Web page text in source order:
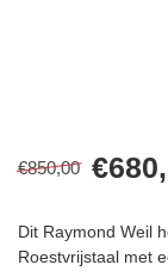
€850,00
Dit Raymond Weil
Roestvrijstaal met